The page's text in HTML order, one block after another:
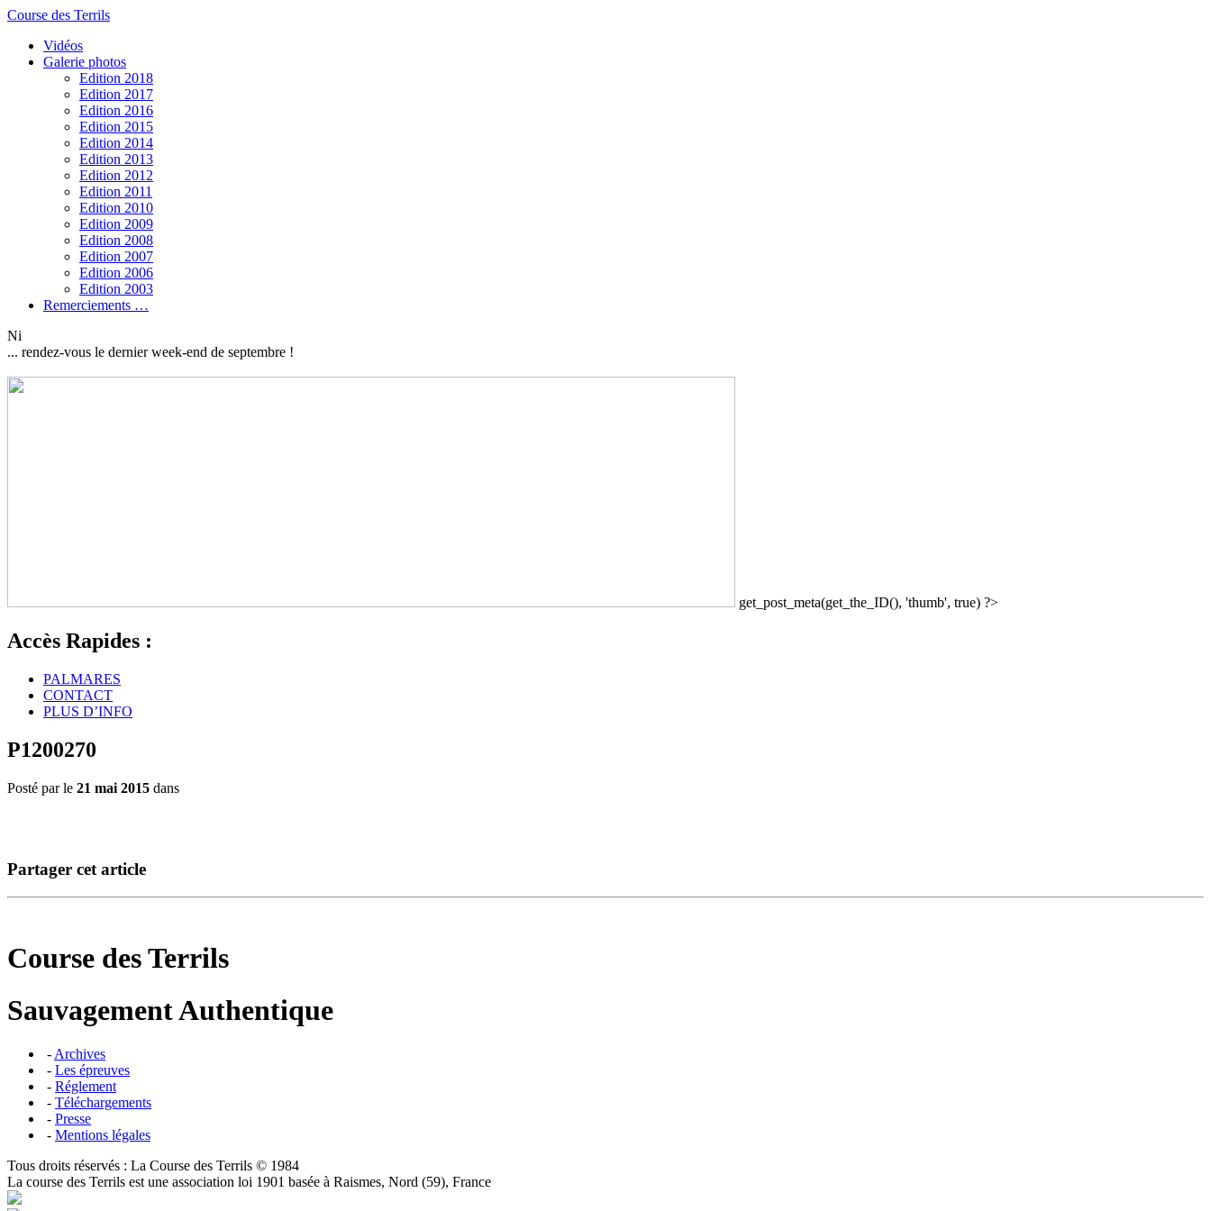
Course des Terrils
Vidéos
Galerie photos
Edition 2018
Edition 2017
Edition 2016
Edition 2015
Edition 2014
Edition 2013
Edition 2012
Edition 2011
Edition 2010
Edition 2009
Edition 2008
Edition 2007
Edition 2006
Edition 2003
Remerciements …
Ni
... rendez-vous le dernier week-end de septembre !
get_post_meta(get_the_ID(), 'thumb', true) ?>
Accès Rapides :
PALMARES
CONTACT
PLUS D’INFO
P1200270
Posté par le 21 mai 2015 dans
Partager cet article
Course des Terrils
Sauvagement Authentique
- Archives
- Les épreuves
- Réglement
- Téléchargements
- Presse
- Mentions légales
Tous droits réservés : La Course des Terrils © 1984
La course des Terrils est une association loi 1901 basée à Raismes, Nord (59), France